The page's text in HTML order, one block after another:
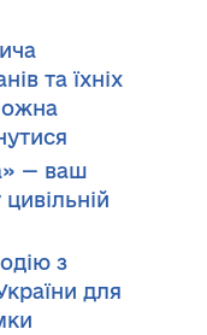
та їхніх
— ваш
з
для